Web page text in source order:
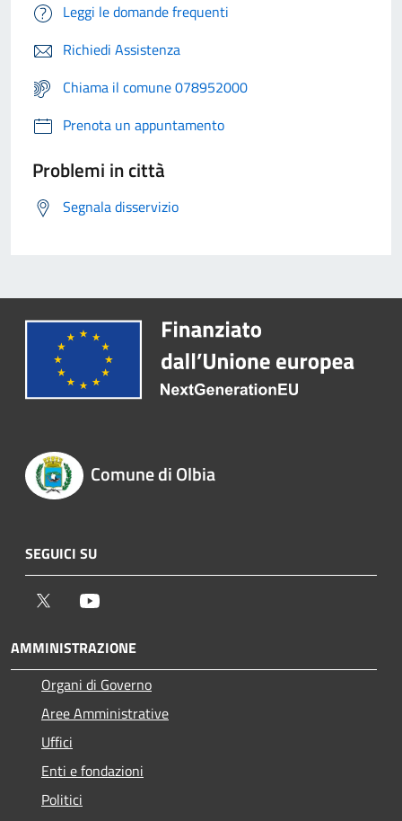
Leggi le domande frequenti
Richiedi Assistenza
Chiama il comune 078952000
Prenota un appuntamento
Problemi in città
Segnala disservizio
Comune di Olbia
SEGUICI SU
Twitter
AMMINISTRAZIONE
Organi di Governo
Aree Amministrative
Uffici
Enti e fondazioni
Politici